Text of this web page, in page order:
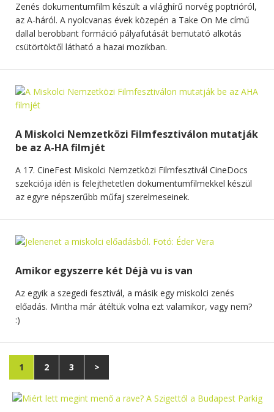
Zenés dokumentumfilm készült a világhírű norvég poptrióról,
az A-háról. A nyolcvanas évek közepén a Take On Me című
dallal berobbant formáció pályafutását bemutató alkotás
csütörtöktől látható a hazai mozikban.
A Miskolci Nemzetközi Filmfesztiválon mutatják
be az A-HA filmjét
A 17. CineFest Miskolci Nemzetközi Filmfesztivál CineDocs
szekciója idén is felejthetetlen dokumentumfilmekkel készül
az egyre népszerűbb műfaj szerelmeseinek.
Amikor egyszerre két Déjà vu is van
Az egyik a szegedi fesztivál, a másik egy miskolci zenés
előadás. Mintha már átéltük volna ezt valamikor, vagy nem?
:)
1 2 3 >